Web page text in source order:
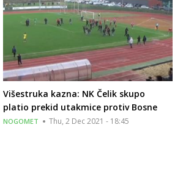
Višestruka kazna: NK Čelik skupo
platio prekid utakmice protiv Bosne
NOGOMET Thu, 2 Dec 2021 - 18:45